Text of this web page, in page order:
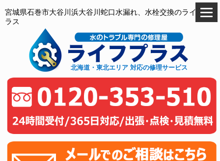
宮城県石巻市大谷川浜大谷川蛇口水漏れ、水栓交換のライフプ
ラス
北海道・東北エリア 対応の修理サービス